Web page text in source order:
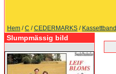
Hem /C /CEDERMARKS / Kassettband
Slumpmässig bild